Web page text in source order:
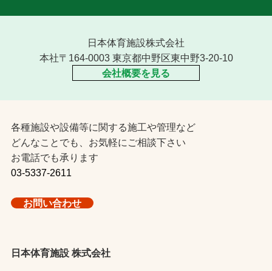
日本体育施設株式会社
本社〒164-0003 東京都中野区東中野3-20-10
会社概要を見る
各種施設や設備等に関する施工や管理など
どんなことでも、お気軽にご相談下さい
お電話でも承ります
03-5337-2611
お問い合わせ
日本体育施設 株式会社